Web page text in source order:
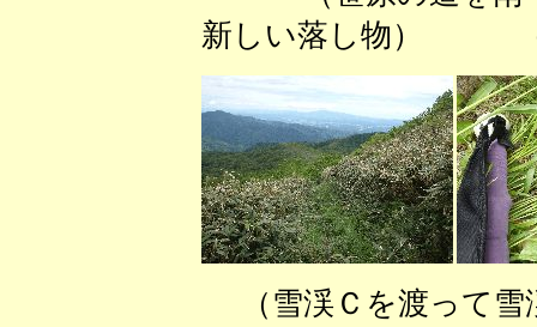
新しい落し物） （
（雪渓Ｃを渡っ